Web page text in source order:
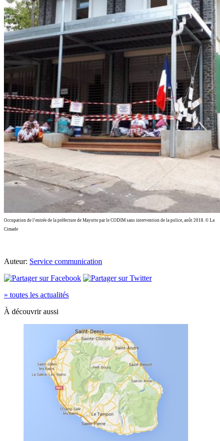
Occupation de l’entrée de la préfecture de Mayotte par le CODIM sans intervention de la police, août 2018. © La
Cimade
Auteur: Service communication
» toutes les actualités
À découvrir aussi